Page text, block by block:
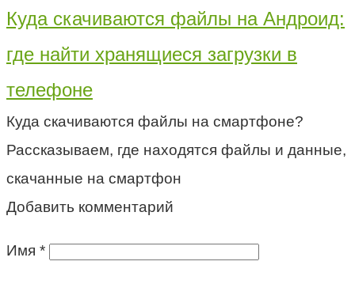
Куда скачиваются файлы на Андроид:
где найти хранящиеся загрузки в
телефоне
Куда скачиваются файлы на смартфоне?
Рассказываем, где находятся файлы и данные,
скачанные на смартфон
Добавить комментарий
Имя *